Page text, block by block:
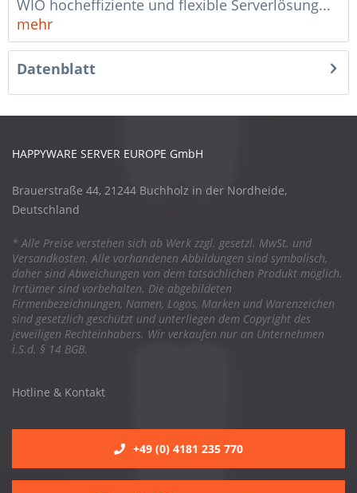
WIO hocheffiziente und flexible Serverlösung...
mehr
Datenblatt
HAPPYWARE SERVER EUROPE GmbH
Brauerstraße 44, 21244 Buchholz in der Nordheide,
Deutschland
* Alle Preise verstehen sich ab Werk zzgl. gesetzl. MwSt. und
Versandkosten. Alle vorhandenen Abbildungen sind symbolisch,
daher sind Abweichungen von dem tatsächlichen Produkt möglich.
Irrtümer sind vorbehalten. Die abgebildeten
Firmenbezeichnungen, Namen, Logos, Marken und Warenzeichen
sind gesetzlich geschützt und unterliegen dem Copyright des
jeweiligen Rechteinhabers. Wir verkaufen nur an Unternehmen
i.S.d. § 14 BGB.
Hotline & Kontakt
+49 (0) 4181 235 770